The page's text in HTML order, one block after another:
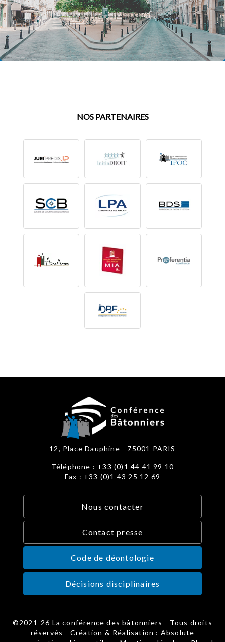
NOS PARTENAIRES
12, Place Dauphine - 75001 PARIS
Téléphone : +33 (0)1 44 41 99 10
Fax : +33 (0)1 43 25 12 69
Nous contacter
Contact presse
Code de déontologie
Décisions disciplinaires
©2021-26 La conférence des bâtonniers - Tous droits
réservés - Création & Réalisation : Absolute